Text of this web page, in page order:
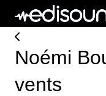
Noémi
vents